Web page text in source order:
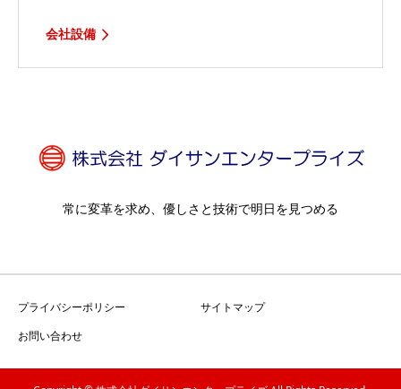
会社設備
常に変革を求め、優しさと技術で明日を見つめる
プライバシーポリシー
サイトマップ
お問い合わせ